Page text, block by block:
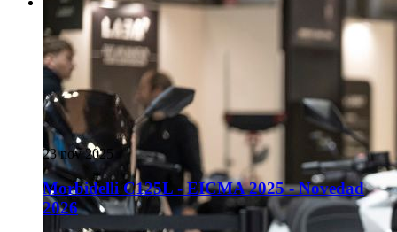
23 nov 2025
Morbidelli C125L - EICMA 2025 - Novedad
2026